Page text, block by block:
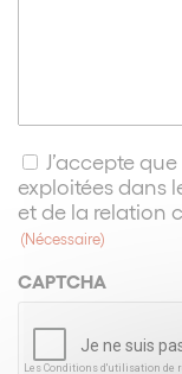
RGPD
(Nécessaire)
J’accepte
exploitées dans
et de la relation
(Nécessaire)
CAPTCHA